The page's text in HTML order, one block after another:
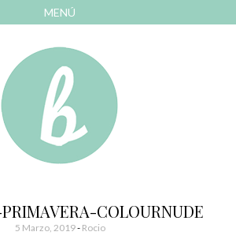
MENÚ
COLOURNUDE
5 Marzo, 2019- Rocio